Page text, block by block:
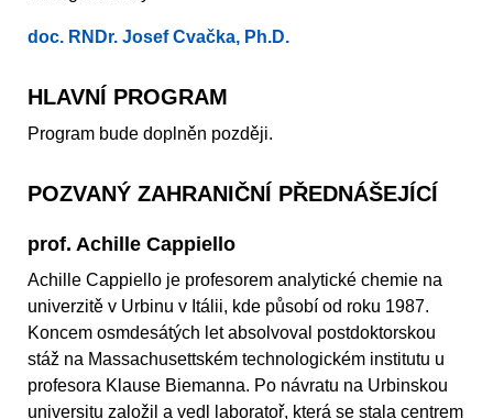
doc. RNDr. Josef Cvačka, Ph.D.
HLAVNÍ PROGRAM
Program bude doplněn později.
POZVANÝ ZAHRANIČNÍ PŘEDNÁŠEJÍCÍ
prof. Achille Cappiello
Achille Cappiello je profesorem analytické chemie na
univerzitě v Urbinu v Itálii, kde působí od roku 1987.
Koncem osmdesátých let absolvoval postdoktorskou
stáž na Massachusettském technologickém institutu u
profesora Klause Biemanna. Po návratu na Urbinskou
universitu založil a vedl laboratoř, která se stala centrem